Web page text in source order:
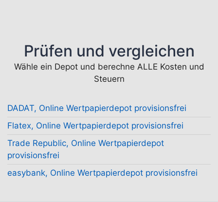
Prüfen und vergleichen
Wähle ein Depot und berechne ALLE Kosten und
Steuern
DADAT, Online Wertpapierdepot provisionsfrei
Flatex, Online Wertpapierdepot provisionsfrei
Trade Republic, Online Wertpapierdepot
provisionsfrei
easybank, Online Wertpapierdepot provisionsfrei